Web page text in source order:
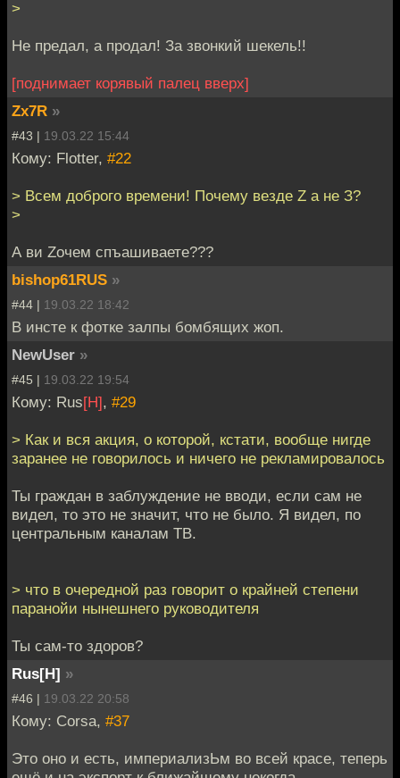
>
Не предал, а продал! За звонкий шекель!!
[поднимает корявый палец вверх]
Zx7R »
#43 | 19.03.22 15:44
Кому: Flotter, #22
> Всем доброго времени! Почему везде Z а не З?
>
А ви Zочем спъашиваете???
bishop61RUS »
#44 | 19.03.22 18:42
В инсте к фотке залпы бомбящих жоп.
NewUser »
#45 | 19.03.22 19:54
Кому: Rus[H], #29
> Как и вся акция, о которой, кстати, вообще нигде
заранее не говорилось и ничего не рекламировалось
Ты граждан в заблуждение не вводи, если сам не
видел, то это не значит, что не было. Я видел, по
центральным каналам ТВ.
> что в очередной раз говорит о крайней степени
паранойи нынешнего руководителя
Ты сам-то здоров?
Rus[H] »
#46 | 19.03.22 20:58
Кому: Corsa, #37
Это оно и есть, империализЬм во всей красе, теперь